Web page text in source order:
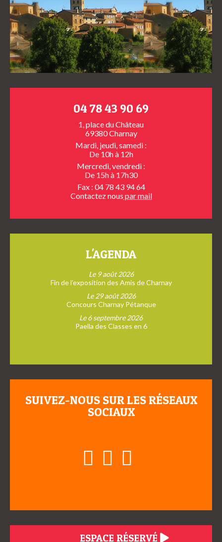
04 78 43 90 69
1, place du Château
69380 Charnay
Mardi, jeudi, samedi :
De 10h à 12h
Mercredi, vendredi :
De 15h à 17h30
Fax : 04 78 43 94 64
Contactez nous par mail
L'AGENDA
Le 9 août 2026
Fin de l’exposition des Amis de Charnay
Le 29 août 2026
Concours Charnay Pétanque
Le 6 septembre 2026
Paella des Classes en 6
SUIVEZ-NOUS SUR LES RÉSEAUX
SOCIAUX
ESPACE RÉSERVÉ